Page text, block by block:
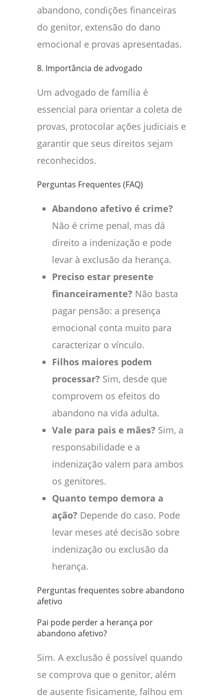
abandono, condições financeiras
do genitor, extensão do dano
emocional e provas apresentadas.
8. Importância de advogado
Um advogado de família é
essencial para orientar a coleta de
provas, protocolar ações judiciais e
garantir que seus direitos sejam
reconhecidos.
Perguntas Frequentes (FAQ)
Abandono afetivo é crime?
Não é crime penal, mas dá
direito a indenização e pode
levar à exclusão da herança.
Preciso estar presente
financeiramente? Não basta
pagar pensão: a presença
emocional conta muito para
caracterizar o vínculo.
Filhos maiores podem
processar? Sim, desde que
comprovem os efeitos do
abandono na vida adulta.
Vale para pais e mães? Sim, a
responsabilidade e a
indenização valem para ambos
os genitores.
Quanto tempo demora a
ação? Depende do caso. Pode
levar meses até decisão sobre
indenização ou exclusão da
herança.
Perguntas frequentes sobre abandono
afetivo
Pai pode perder a herança por
abandono afetivo?
Sim. A exclusão é possível quando
se comprova que o genitor, além
de ausente fisicamente, falhou em